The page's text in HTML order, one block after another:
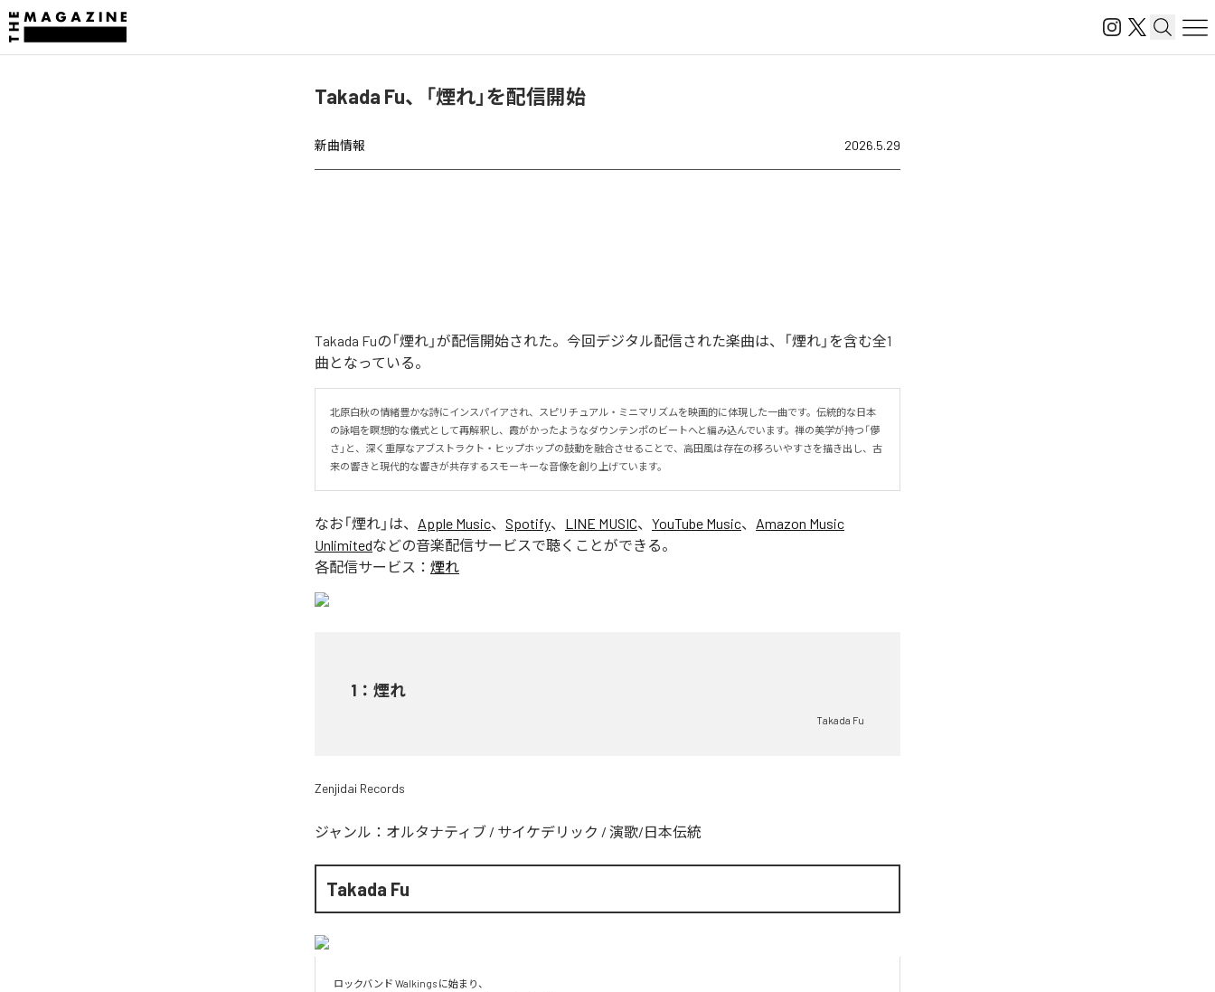
Takada Fu、「煙れ」を配信開始
新曲情報 2026.5.29
Takada Fuの「煙れ」が配信開始された。今回デジタル配信された楽曲は、「煙れ」を含む全1
曲となっている。
北原白秋の情緒豊かな詩にインスパイアされ、スピリチュアル・ミニマリズムを映画的に体現した一曲です。伝統的な日本
の詠唱を瞑想的な儀式として再解釈し、霞がかったようなダウンテンポのビートへと編み込んでいます。禅の美学が持つ「儚
さ」と、深く重厚なアブストラクト・ヒップホップの鼓動を融合させることで、高田風は存在の移ろいやすさを描き出し、古
来の響きと現代的な響きが共存するスモーキーな音像を創り上げています。
なお「煙れ 」は、 Apple Music、 Spotify、 LINE MUSIC、 YouTube Music、 Amazon Music
Unlimitedなどの音楽配信サービスで聴くことができる。
各配信サービス： 煙れ
1 ： 煙れ
Takada Fu
Zenjidai Records
ジャンル： オルタナティブ / サイケデリック / 演歌/日本伝統
Takada Fu
ロックバンド Walkings に始まり、